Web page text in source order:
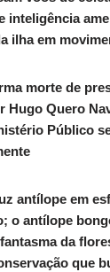
inteligência
ilha em
morte de
Hugo Quero
Público
antílope em
o antílope
da
que